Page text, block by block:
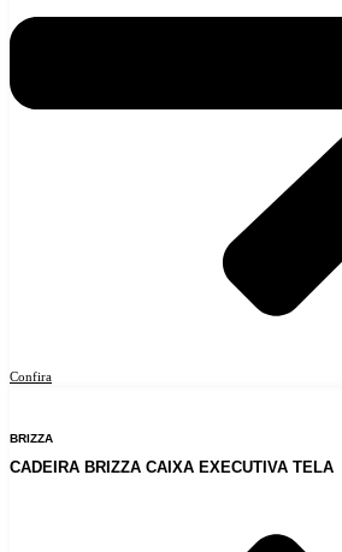
Confira
BRIZZA
CADEIRA BRIZZA CAIXA EXECUTIVA TELA